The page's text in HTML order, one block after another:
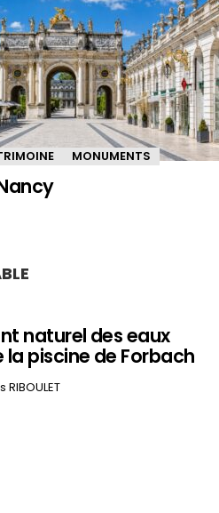
MONUMENTS
naturel des eaux
la piscine de Forbach